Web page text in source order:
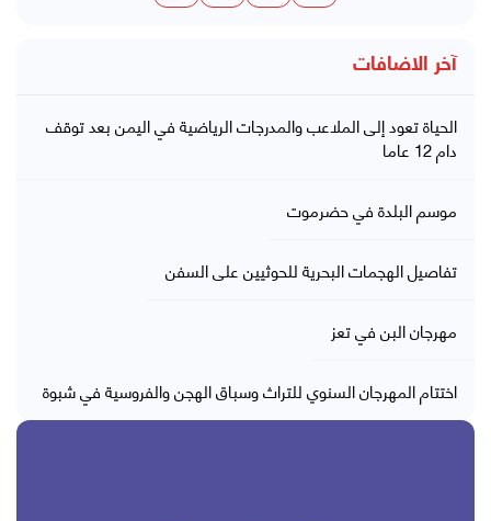
آخر الاضافات
الحياة تعود إلى الملاعب والمدرجات الرياضية في اليمن بعد توقف
دام 12 عاما
موسم البلدة في حضرموت
تفاصيل الهجمات البحرية للحوثيين على السفن
مهرجان البن في تعز
اختتام المهرجان السنوي للتراث وسباق الهجن والفروسية في شبوة